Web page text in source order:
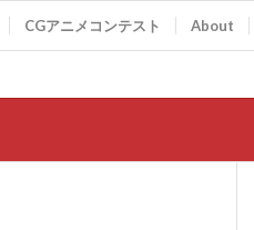
CGアニメコンテスト About